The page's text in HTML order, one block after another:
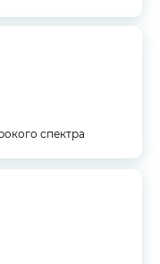
спектра
спектра
сосудистой